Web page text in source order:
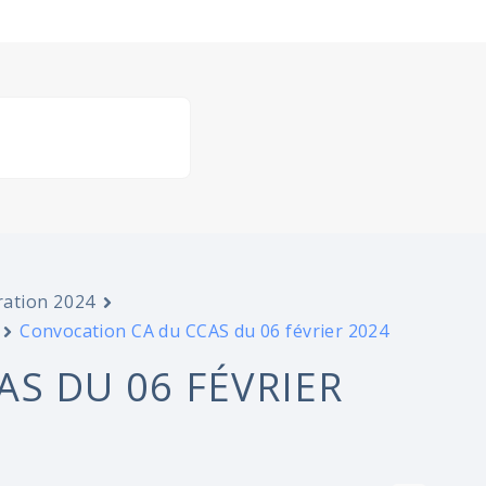
2024
Convocation CA du CCAS du 06 février 2024
DU 06 FÉVRIER